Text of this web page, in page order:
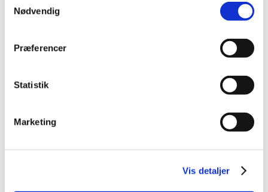
Nødvendig
Præferencer
Statistik
Marketing
Vis detaljer
2016 (48)
2014 (44)
2012 (44)
2010 (7)
2008 (8)